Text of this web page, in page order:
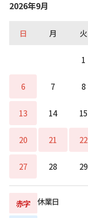
2026年9月
日 月 火
1
6 7 8
13 14 15
20 21 22
27 28 29
赤字 休業日